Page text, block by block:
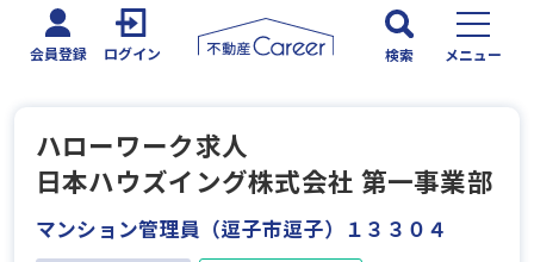
会員登録 ログイン 検索 メニュー
ハローワーク求人
日本ハウズイング株式会社 第一事業部
マンション管理員（逗子市逗子）１３３０４